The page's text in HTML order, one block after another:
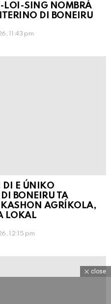
LOI-SING NOMBRÁ
DI BONEIRU
11:43 pm
DI E ÚNIKO
BONEIRU TA
AGRÍKOLA,
LOKAL
12:15 pm
close